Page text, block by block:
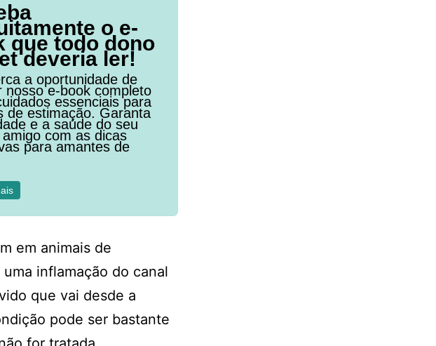
o e-
que todo dono
deveria ler!
a oportunidade de
nosso e-book completo
essenciais para
de estimação. Garanta
e a saúde do seu
com as dicas
para amantes de
em animais de
inflamação do canal
que vai desde a
pode ser bastante